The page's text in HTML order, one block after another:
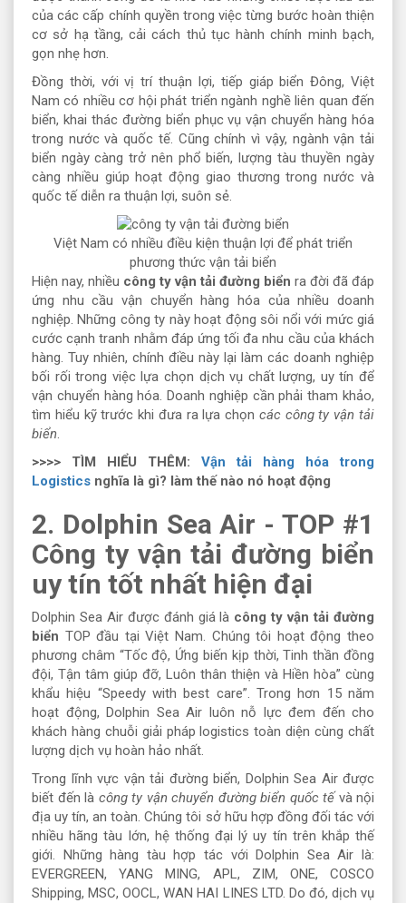
của các cấp chính quyền trong việc từng bước hoàn thiện
cơ sở hạ tầng, cải cách thủ tục hành chính minh bạch,
gọn nhẹ hơn.
Đồng thời, với vị trí thuận lợi, tiếp giáp biển Đông, Việt
Nam có nhiều cơ hội phát triển ngành nghề liên quan đến
biển, khai thác đường biển phục vụ vận chuyển hàng hóa
trong nước và quốc tế. Cũng chính vì vậy, ngành vận tải
biển ngày càng trở nên phổ biến, lượng tàu thuyền ngày
càng nhiều giúp hoạt động giao thương trong nước và
quốc tế diễn ra thuận lợi, suôn sẻ.
Việt Nam có nhiều điều kiện thuận lợi để phát triển
phương thức vận tải biển
Hiện nay, nhiều công ty vận tải đường biển ra đời đã đáp
ứng nhu cầu vận chuyển hàng hóa của nhiều doanh
nghiệp. Những công ty này hoạt động sôi nổi với mức giá
cước cạnh tranh nhằm đáp ứng tối đa nhu cầu của khách
hàng. Tuy nhiên, chính điều này lại làm các doanh nghiệp
bối rối trong việc lựa chọn dịch vụ chất lượng, uy tín để
vận chuyển hàng hóa. Doanh nghiệp cần phải tham khảo,
tìm hiểu kỹ trước khi đưa ra lựa chọn các công ty vận tải
biển.
>>>> TÌM HIỂU THÊM: Vận tải hàng hóa trong
Logistics nghĩa là gì? làm thế nào nó hoạt động
2. Dolphin Sea Air - TOP #1
Công ty vận tải đường biển
uy tín tốt nhất hiện đại
Dolphin Sea Air được đánh giá là công ty vận tải đường
biển TOP đầu tại Việt Nam. Chúng tôi hoạt động theo
phương châm “Tốc độ, Ứng biến kịp thời, Tinh thần đồng
đội, Tận tâm giúp đỡ, Luôn thân thiện và Hiền hòa” cùng
khẩu hiệu “Speedy with best care”. Trong hơn 15 năm
hoạt động, Dolphin Sea Air luôn nỗ lực đem đến cho
khách hàng chuỗi giải pháp logistics toàn diện cùng chất
lượng dịch vụ hoàn hảo nhất.
Trong lĩnh vực vận tải đường biển, Dolphin Sea Air được
biết đến là công ty vận chuyển đường biển quốc tếvà nội
địa uy tín, an toàn. Chúng tôi sở hữu hợp đồng đối tác với
nhiều hãng tàu lớn, hệ thống đại lý uy tín trên khắp thế
giới. Những hàng tàu hợp tác với Dolphin Sea Air là:
EVERGREEN, YANG MING, APL, ZIM, ONE, COSCO
Shipping, MSC, OOCL, WAN HAI LINES LTD. Do đó, dịch vụ